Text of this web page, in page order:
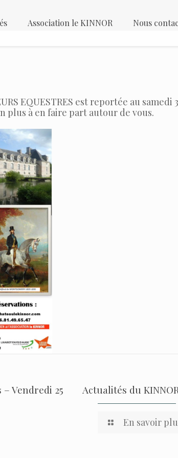
Association le KINNOR Nous
EQUESTRES est reportée au samedi
plus à en faire part autour de vous.
Vendredi 25
Actualités du
En savoir